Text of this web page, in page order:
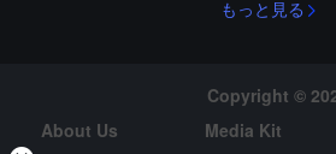
もっと見る
Copyright ©
About Us
Media Kit